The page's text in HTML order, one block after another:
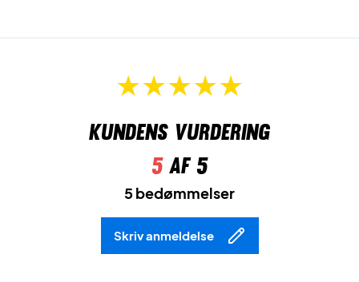
Kundens vurdering
5af 5
5 bedømmelser
Skriv anmeldelse